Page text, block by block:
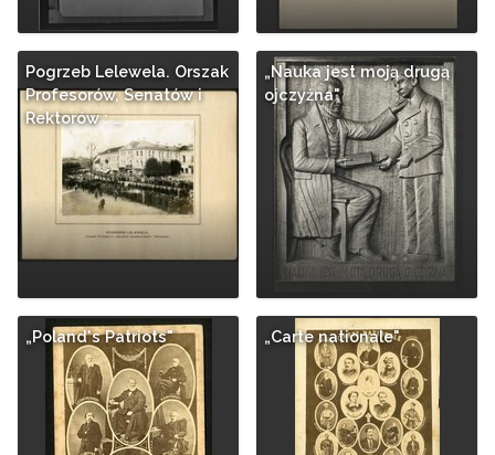
Pogrzeb Lelewela. Orszak
Profesorów, Senatów i
Rektorów : …
„Nauka jest moją drugą
ojczyżna"
„Poland's Patriots" „Carte nationale"